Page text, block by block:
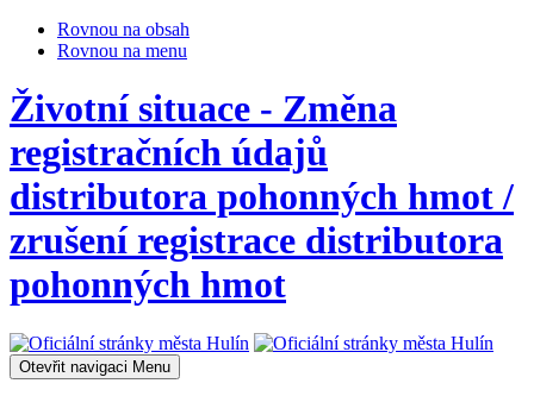
Rovnou na obsah
Rovnou na menu
Životní situace - Změna
registračních údajů
distributora pohonných hmot /
zrušení registrace distributora
pohonných hmot
Otevřit navigaci Menu